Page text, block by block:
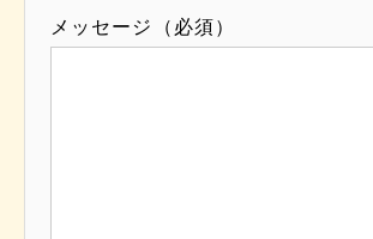
メッセージ（必須）